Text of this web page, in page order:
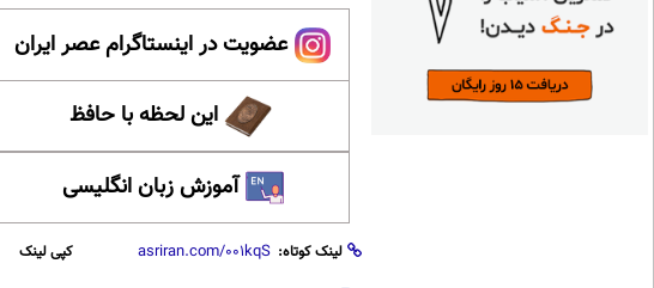
عضویت در اینستاگرام عصر ایران
این لحظه با حافظ
آموزش زبان انگلیسی
لینک کوتاه: کپی لینک